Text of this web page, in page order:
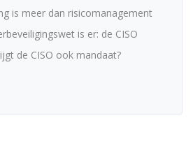
is meer dan risicomanagement
is er: de CISO
de CISO ook mandaat?